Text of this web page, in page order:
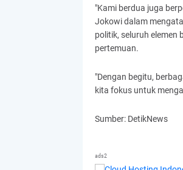
"Kami berdua juga
Jokowi dalam
politik, seluruh elemen
pertemuan.
"Dengan begitu,
kita fokus untuk
Sumber: DetikNews
ads2